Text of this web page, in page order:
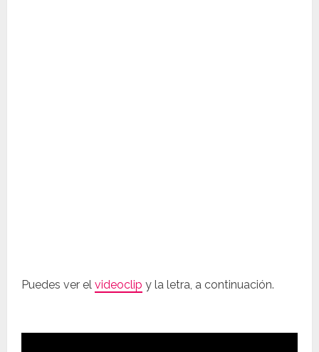
Puedes ver el videoclip y la letra, a continuación.